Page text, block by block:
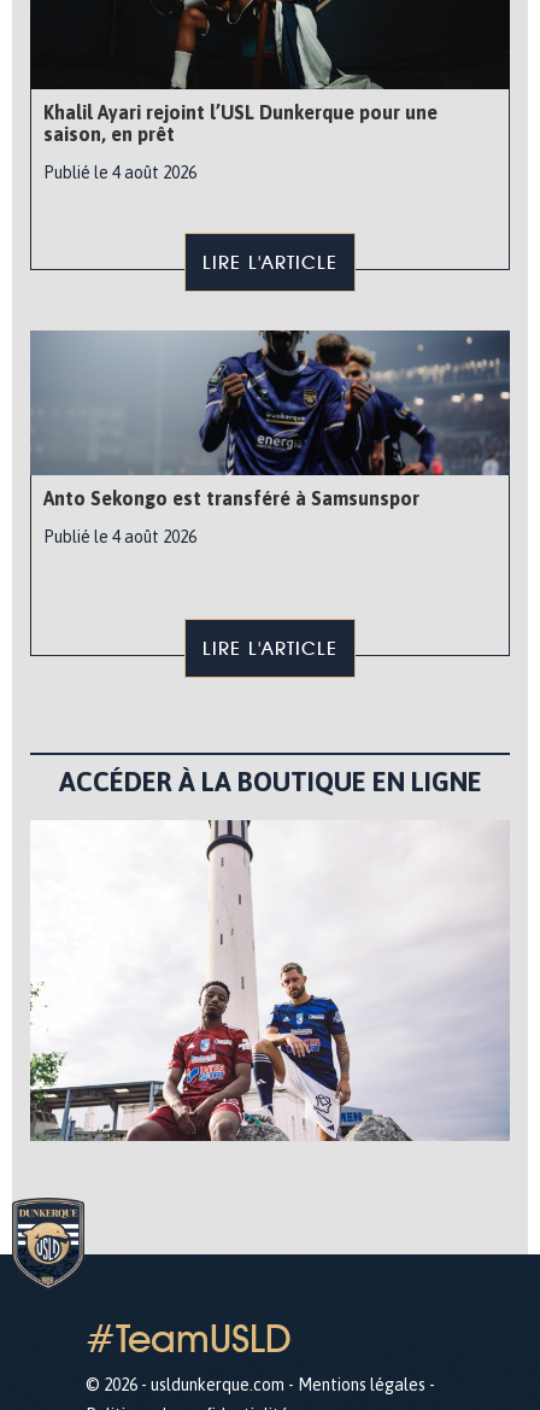
Khalil Ayari rejoint l’USL Dunkerque pour une
saison, en prêt
Publié le 4 août 2026
LIRE L'ARTICLE
Anto Sekongo est transféré à Samsunspor
Publié le 4 août 2026
LIRE L'ARTICLE
ACCÉDER À LA BOUTIQUE EN LIGNE
#TeamUSLD
© 2026 - usldunkerque.com - Mentions légales -